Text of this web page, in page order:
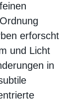
erforscht
und Licht
in